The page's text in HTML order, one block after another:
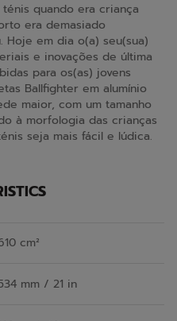
quando era criança
era demasiado
Hoje em dia o(a) seu(sua)
e inovações de última
para os(as) jovens
Ballfighter em alumínio
maior, com um tamanho
à morfologia das crianças
seja mais fácil e lúdica.
cm²
mm / 21 in